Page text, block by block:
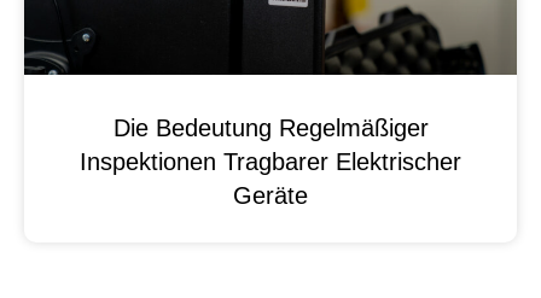
Die Bedeutung Regelmäßiger
Inspektionen Tragbarer Elektrischer
Geräte